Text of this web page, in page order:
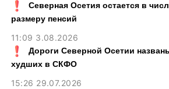
Северная Осетия остается в
размеру пенсий
11:09 3.08.2026
Дороги Северной Осетии
худших в СКФО
15:26 29.07.2026